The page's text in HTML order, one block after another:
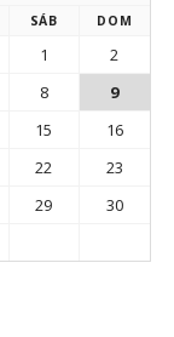
SÁB DOM
1
2
8
9
15
16
22
23
29
30